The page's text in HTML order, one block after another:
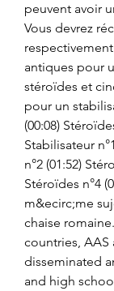
peuvent avoir
Vous devrez
antiques pour
stéroïdes et
pour un
(00:08)
Stabilisateur
n°2 (01:52)
Stéroïdes n°4
m&ecirc;me
chaise
countries, AAS
disseminated
and high